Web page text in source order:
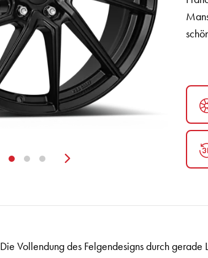
Zurück
Die Vollendung des Felgendesigns durch gerade